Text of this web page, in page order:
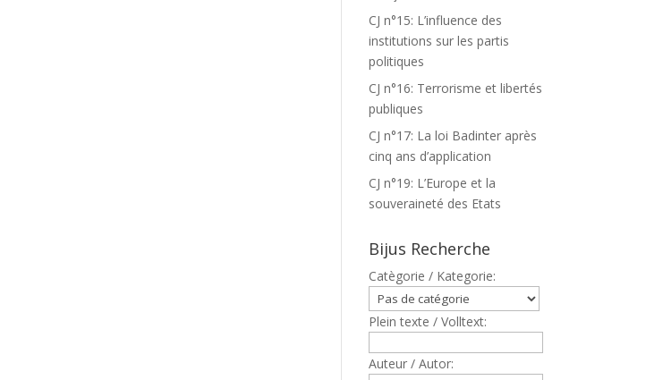
CJ n°15: L’influence des
institutions sur les partis
politiques
CJ n°16: Terrorisme et libertés
publiques
CJ n°17: La loi Badinter après
cinq ans d’application
CJ n°19: L’Europe et la
souveraineté des Etats
Bijus Recherche
Catègorie / Kategorie:
Plein texte / Volltext:
Auteur / Autor: